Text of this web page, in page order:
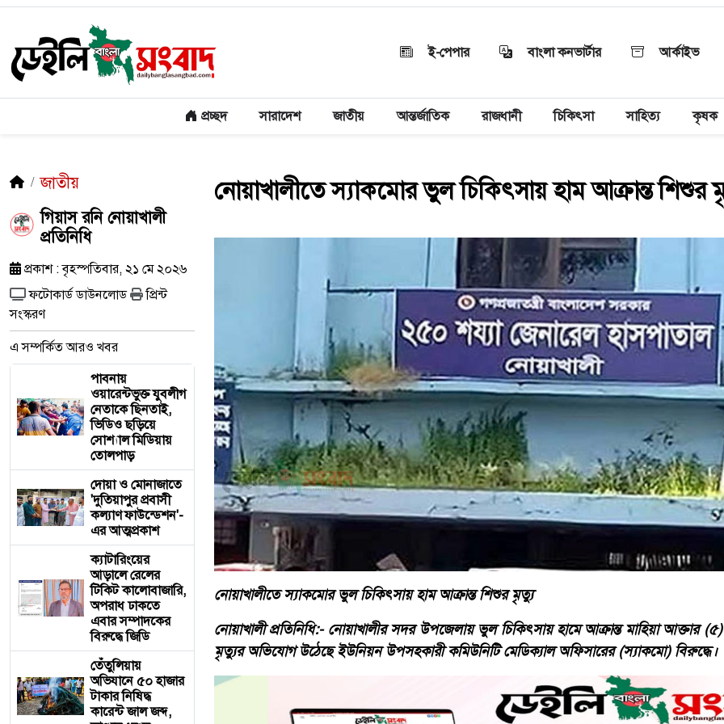
ই-পেপার বাংলা কনভার্টার আর্কাইভ
প্রচ্ছদ সারাদেশ জাতীয় আন্তর্জাতিক রাজধানী চিকিৎসা সাহিত্য কৃষক
জাতীয়
গিয়াস রনি নোয়াখালী
প্রতিনিধি
প্রকাশ : বৃহস্পতিবার, ২১ মে ২০২৬
ফটোকার্ড ডাউনলোড
প্রিন্ট
সংস্করণ
এ সম্পর্কিত আরও খবর
পাবনায়
ওয়ারেন্টভুক্ত যুবলীগ
নেতাকে ছিনতাই,
ভিডিও ছড়িয়ে
সোশ্যাল মিডিয়ায়
তোলপাড়
দোয়া ও মোনাজাতে
'দুতিয়াপুর প্রবাসী
কল্যাণ ফাউন্ডেশন'-
এর আত্মপ্রকাশ
ক্যাটারিংয়ের
আড়ালে রেলের
টিকিট কালোবাজারি,
অপরাধ ঢাকতে
এবার সম্পাদকের
বিরুদ্ধে জিডি
তেঁতুলিয়ায়
অভিযানে ৫০ হাজার
টাকার নিষিদ্ধ
কারেন্ট জাল জব্দ,
নোয়াখালীতে স্যাকমোর ভুল চিকিৎসায় হাম আক্রান্ত শিশুর
নোয়াখালীতে স্যাকমোর ভুল চিকিৎসায় হাম আক্রান্ত শিশুর মৃত্যু
নোয়াখালী প্রতিনিধি:- নোয়াখালীর সদর উপজেলায় ভুল চিকিৎসায় হামে আক্রান্ত মাহিয়া আক্তার
মৃত্যুর অভিযোগ উঠেছে ইউনিয়ন উপসহকারী কমিউনিটি মেডিক্যাল অফিসারের (স্যাকমো) বিরুদ্ধে।